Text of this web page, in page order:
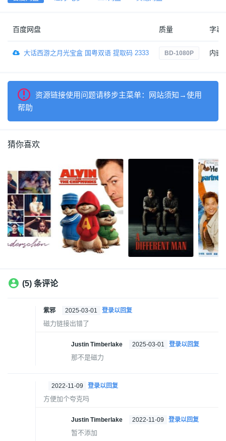
百度网盘 质量 字幕
大话西游之月光宝盒 国粤双语 提取码 2333 BD-1080P 内嵌
资源链接使用问题请移步主菜单：网站须知→使用
帮助
猜你喜欢
(5) 条评论
紫邪 2025-03-01 登录以回复
磁力链接出错了
Justin Timberlake 2025-03-01 登录以回复
那不是磁力
2022-11-09 登录以回复
方便加个夸克吗
Justin Timberlake 2022-11-09 登录以回复
暂不添加